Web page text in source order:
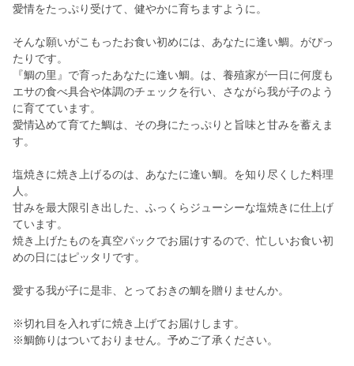
愛情をたっぷり受けて、健やかに育ちますように。
そんな願いがこもったお食い初めには、あなたに逢い鯛。がぴっ
たりです。
『鯛の里』で育ったあなたに逢い鯛。は、養殖家が一日に何度も
エサの食べ具合や体調のチェックを行い、さながら我が子のよう
に育てています。
愛情込めて育てた鯛は、その身にたっぷりと旨味と甘みを蓄えま
す。
塩焼きに焼き上げるのは、あなたに逢い鯛。を知り尽くした料理
人。
甘みを最大限引き出した、ふっくらジューシーな塩焼きに仕上げ
ています。
焼き上げたものを真空パックでお届けするので、忙しいお食い初
めの日にはピッタリです。
愛する我が子に是非、とっておきの鯛を贈りませんか。
※切れ目を入れずに焼き上げてお届けします。
※鯛飾りはついておりません。予めご了承ください。